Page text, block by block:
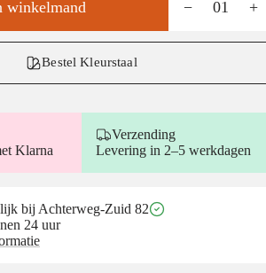
winkelmand − 01 +
Bestel Kleurstaal
Klarna
Verzending
Levering in 2–5 werkdagen
bij Achterweg-Zuid 82
24 uur